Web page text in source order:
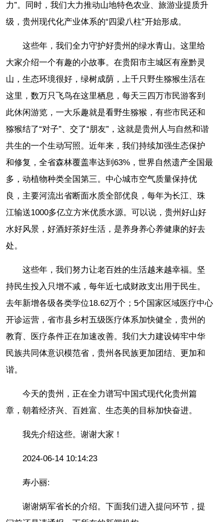
力”。同时，我们大力推动山地特色农业、旅游业提质升
级，贵州现代化产业体系的“四梁八柱”开始形成。
这些年，我们全力守护好贵州的绿水青山。这里给
大家介绍一个有趣的小故事。在贵阳市主城区有座黔灵
山，生态环境很好，绿树成荫，上千只野生猕猴生活在
这里，数万只飞鸟在这里栖息，每天三四万市民游客到
此休闲游览，一大乐趣就是看野生猕猴，有些市民还和
猕猴结了“对子”、交了“朋友”，这就是贵州人与自然和谐
共生的一个生动写照。近年来，我们持续加强生态保护
和修复，全省森林覆盖率达到63%，世界自然遗产全国最
多，动植物种类全国第三。中心城市空气质量保持优
良，主要河流出省断面水质全部优良，每年为长江、珠
江输送1000多亿立方米优质水源。可以说，贵州好山好
水好风景，好酒好茶好生活，是养身养心养健康的好去
处。
这些年，我们努力让老百姓的生活越来越幸福。坚
持民生投入只增不减，每年近七成财政支出用于民生。
去年新增各级各类学位18.62万个；5个国家区域医疗中心
开诊运营，省市县乡村五级医疗体系加快健全，贵州的
教育、医疗条件正在加速改善。我们大力建设铸牢中华
民族共同体意识模范省，贵州各民族更加团结、更加和
谐。
今天的贵州，正在全力谱写中国式现代化贵州篇
章，朝着经济兴、百姓富、生态美的目标加快奋进。
我先介绍这些。谢谢大家！
2024-06-14 10:14:23
寿小丽:
谢谢炳军省长的介绍。下面我们进入提问环节，提